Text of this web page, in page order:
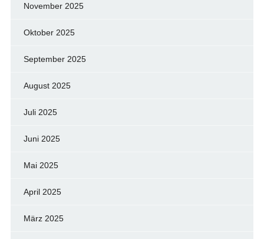
November 2025
Oktober 2025
September 2025
August 2025
Juli 2025
Juni 2025
Mai 2025
April 2025
März 2025